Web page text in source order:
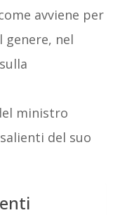
avviene per
nel
ministro
del suo